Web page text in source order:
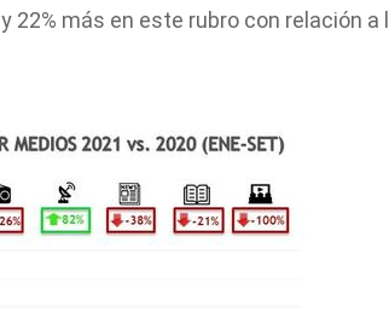
can we
22% más en este rubro con relación